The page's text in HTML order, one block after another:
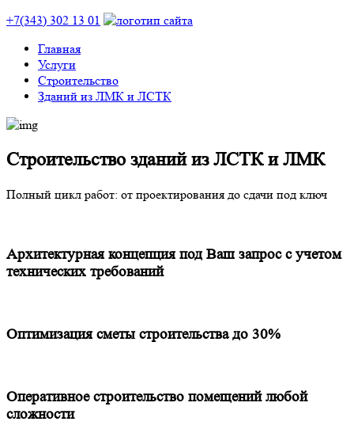
+7(343) 302 13 01
Главная
Услуги
Строительство
Зданий из ЛМК и ЛСТК
Строительство зданий из ЛСТК и ЛМК
Полный цикл работ: от проектирования до сдачи под ключ
Архитектурная концепция под Ваш запрос с учетом
технических требований
Оптимизация сметы строительства до 30%
Оперативное строительство помещений любой
сложности